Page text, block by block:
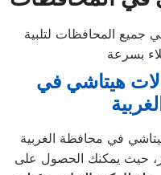
جميع المحافظات لتلبية
هيتاشي في
في محافظة الغربية
حيث يمكنك الحصول على